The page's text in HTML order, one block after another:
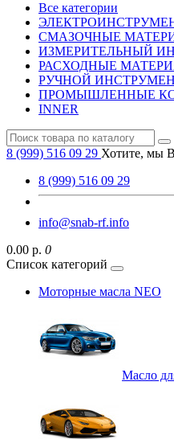
Все категории
СМАЗОЧНЫЕ
ИЗМЕРИТЕЛЬНЫЙ
РАСХОДНЫЕ
РУЧНОЙ
ПРОМЫШЛЕННЫЕ
INNER
8 (999) 516 09 29 Хотите, мы
8 (999) 516 09 29
info@snab-rf.info
0.00 р. 0
Список категорий
Моторные масла NEO
Масло